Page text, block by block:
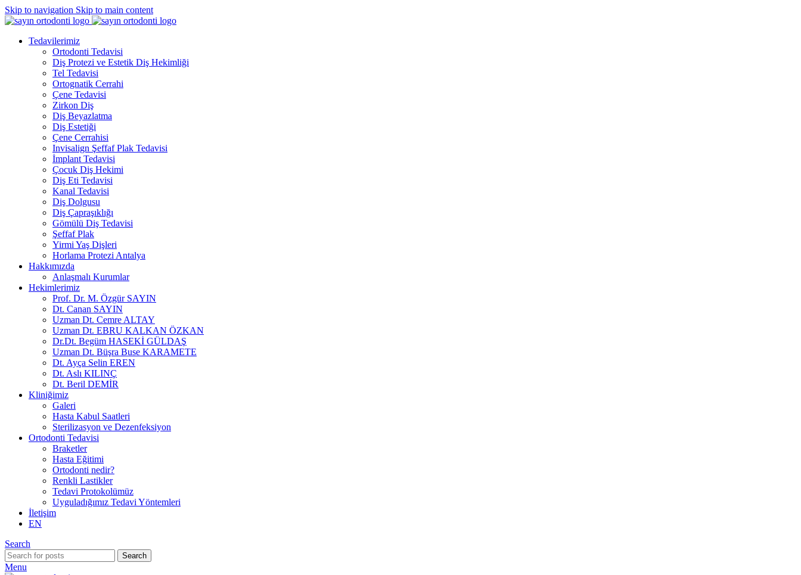
Skip to navigation Skip to main content
Tedavilerimiz
Ortodonti Tedavisi
Diş Protezi ve Estetik Diş Hekimliği
Tel Tedavisi
Ortognatik Cerrahi
Çene Tedavisi
Zirkon Diş
Diş Beyazlatma
Diş Estetiği
Çene Cerrahisi
Invisalign Şeffaf Plak Tedavisi
İmplant Tedavisi
Çocuk Diş Hekimi
Diş Eti Tedavisi
Kanal Tedavisi
Diş Dolgusu
Diş Çapraşıklığı
Gömülü Diş Tedavisi
Şeffaf Plak
Yirmi Yaş Dişleri
Horlama Protezi Antalya
Hakkımızda
Anlaşmalı Kurumlar
Hekimlerimiz
Prof. Dr. M. Özgür SAYIN
Dt. Canan SAYIN
Uzman Dt. Cemre ALTAY
Uzman Dt. EBRU KALKAN ÖZKAN
Dr.Dt. Begüm HASEKİ GÜLDAŞ
Uzman Dt. Büşra Buse KARAMETE
Dt. Ayça Selin EREN
Dt. Aslı KILINÇ
Dt. Beril DEMİR
Kliniğimiz
Galeri
Hasta Kabul Saatleri
Sterilizasyon ve Dezenfeksiyon
Ortodonti Tedavisi
Braketler
Hasta Eğitimi
Ortodonti nedir?
Renkli Lastikler
Tedavi Protokolümüz
Uyguladığımız Tedavi Yöntemleri
İletişim
EN
Search
Search
Menu